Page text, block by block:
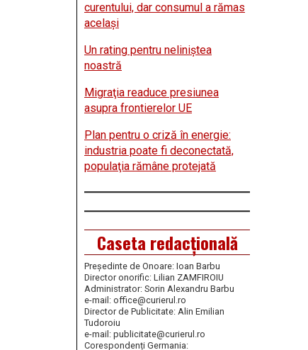
curentului, dar consumul a rămas
acelaşi
Un rating pentru neliniştea
noastră
Migraţia readuce presiunea
asupra frontierelor UE
Plan pentru o criză în energie:
industria poate fi deconectată,
populaţia rămâne protejată
Caseta redacțională
Președinte de Onoare: Ioan Barbu
Director onorific: Lilian ZAMFIROIU
Administrator: Sorin Alexandru Barbu
e-mail: office@curierul.ro
Director de Publicitate: Alin Emilian
Tudoroiu
e-mail: publicitate@curierul.ro
Corespondenți Germania: